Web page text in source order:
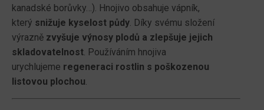
kanadské borůvky…). Hnojivo obsahuje vápník,
který snižuje kyselost půdy. Díky svému složení
výrazně zvyšuje výnosy plodů a zlepšuje jejich
skladovatelnost. Používáním hnojiva
urychlujeme regeneraci rostlin s poškozenou
listovou plochou.